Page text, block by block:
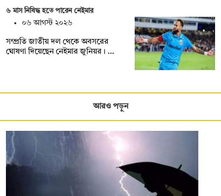
৬ মাস নিষিদ্ধ হতে পারেন নেইমার
০৬ আগস্ট ২০২৬
সম্প্রতি জাতীয় দল থেকে অবসরের
ঘোষণা দিয়েছেন নেইমার জুনিয়র। …
আরও পড়ুন